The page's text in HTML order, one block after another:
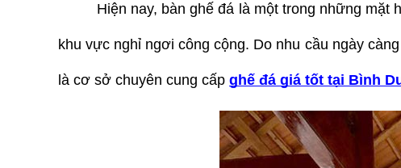
Hiện nay, bàn ghế đá là một trong những
khu vực nghỉ ngơi công cộng. Do nhu cầu ngày
là cơ sở chuyên cung cấp ghế đá giá tốt tại Bình